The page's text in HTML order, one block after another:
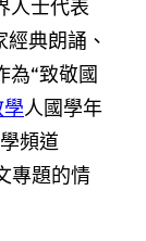
人士代表
典朗誦、
為“致敬國
學人國學年
頻道
專題的情